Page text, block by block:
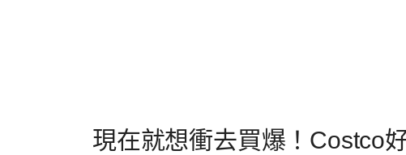
現在就想衝去買爆！Costco